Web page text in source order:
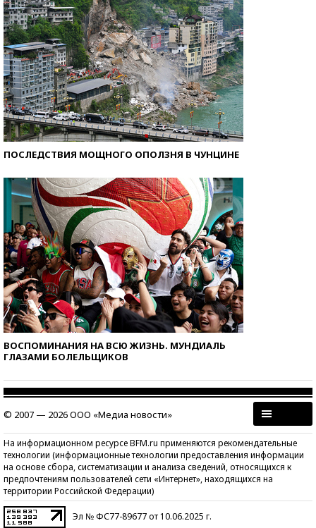
ПОСЛЕДСТВИЯ МОЩНОГО ОПОЛЗНЯ В ЧУНЦИНЕ
ВОСПОМИНАНИЯ НА ВСЮ ЖИЗНЬ. МУНДИАЛЬ
ГЛАЗАМИ БОЛЕЛЬЩИКОВ
© 2007 — 2026 ООО «Медиа новости»
На информационном ресурсе BFM.ru применяются рекомендательные
технологии (информационные технологии предоставления информации
на основе сбора, систематизации и анализа сведений, относящихся к
предпочтениям пользователей сети «Интернет», находящихся на
территории Российской Федерации)
Эл № ФС77-89677 от 10.06.2025 г.